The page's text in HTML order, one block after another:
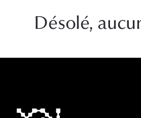
Désolé,